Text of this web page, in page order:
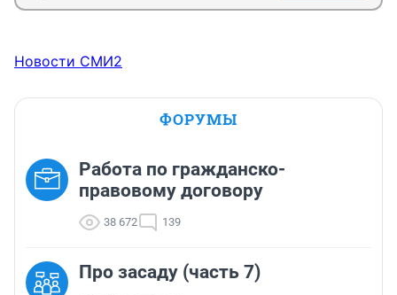
Новости СМИ2
ФОРУМЫ
Работа по гражданско-
правовому договору
38 672 139
Про засаду (часть 7)